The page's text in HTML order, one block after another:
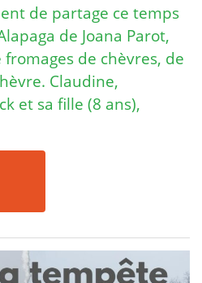
de partage ce temps
de Joana Parot,
de chèvres, de
Claudine,
et sa fille (8 ans),